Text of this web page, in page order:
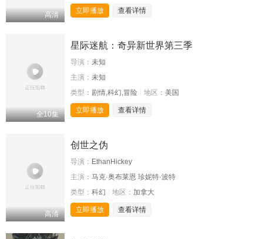
高清 立即播放 查看详情
全10集
星际迷航：奇异新世界第三季
导演： 未知
主演： 未知
类型： 剧情,科幻,冒险 地区： 美国
立即播放 查看详情
高清
创世之伪
导演： EthanHickey
主演： 马克·奥布莱恩 珍妮特·波特
类型： 科幻 地区： 加拿大
立即播放 查看详情